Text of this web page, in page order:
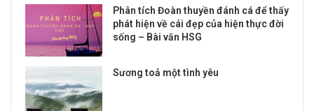
Phân tích Đoàn thuyền đánh cá để thấy
phát hiện về cái đẹp của hiện thực đời
sống – Bài văn HSG
Sương toả một tình yêu